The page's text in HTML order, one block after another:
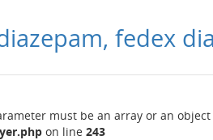
fedex
must be an array or an
on line 243